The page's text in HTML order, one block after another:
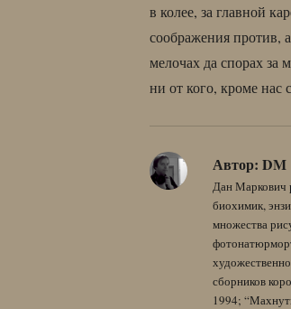
в колее, за главной
соображения против,
мелочах да спорах за
ни от кого, кроме
Автор: DM
Дан Маркович
биохимик,
множества
сборников
1994;